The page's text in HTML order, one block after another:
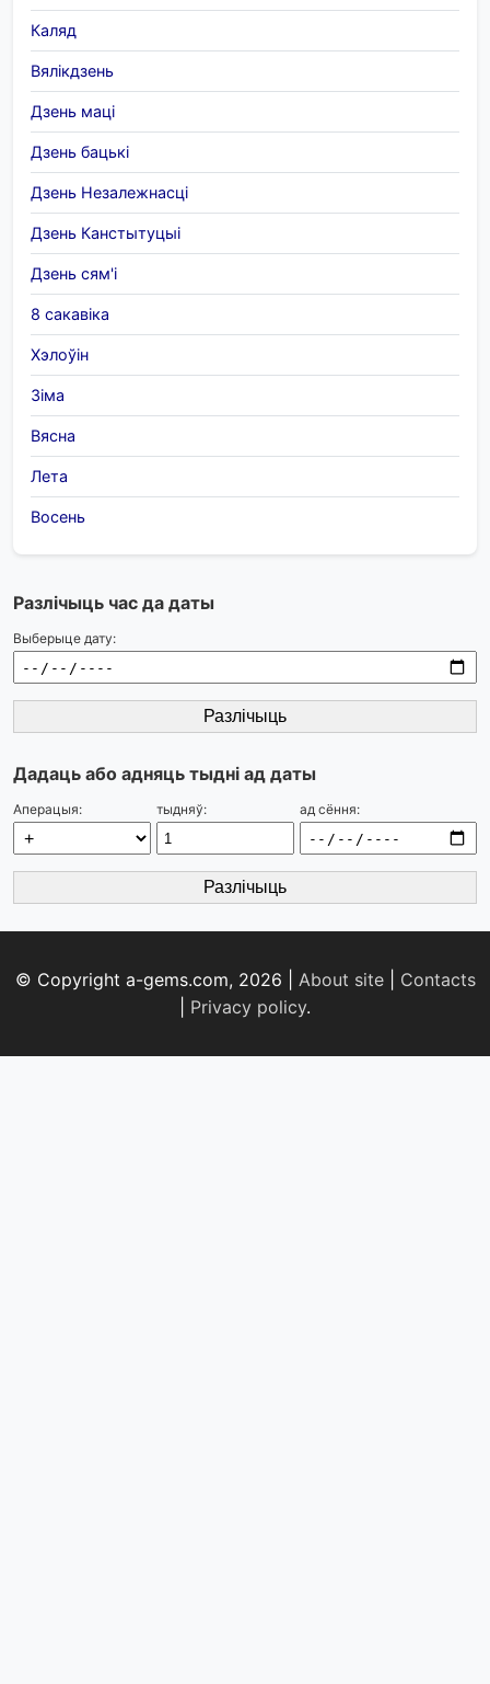
Каляд
Вялікдзень
Дзень маці
Дзень бацькі
Дзень Незалежнасці
Дзень Канстытуцыі
Дзень сям'і
8 сакавіка
Хэлоўін
Зіма
Вясна
Лета
Восень
Разлічыць час да даты
Выберыце дату:
Разлічыць
Дадаць або адняць тыдні ад даты
Аперацыя: тыдняў: ад сёння:
Разлічыць
© Copyright a-gems.com, 2026 | About site| Contacts
Privacy policy.